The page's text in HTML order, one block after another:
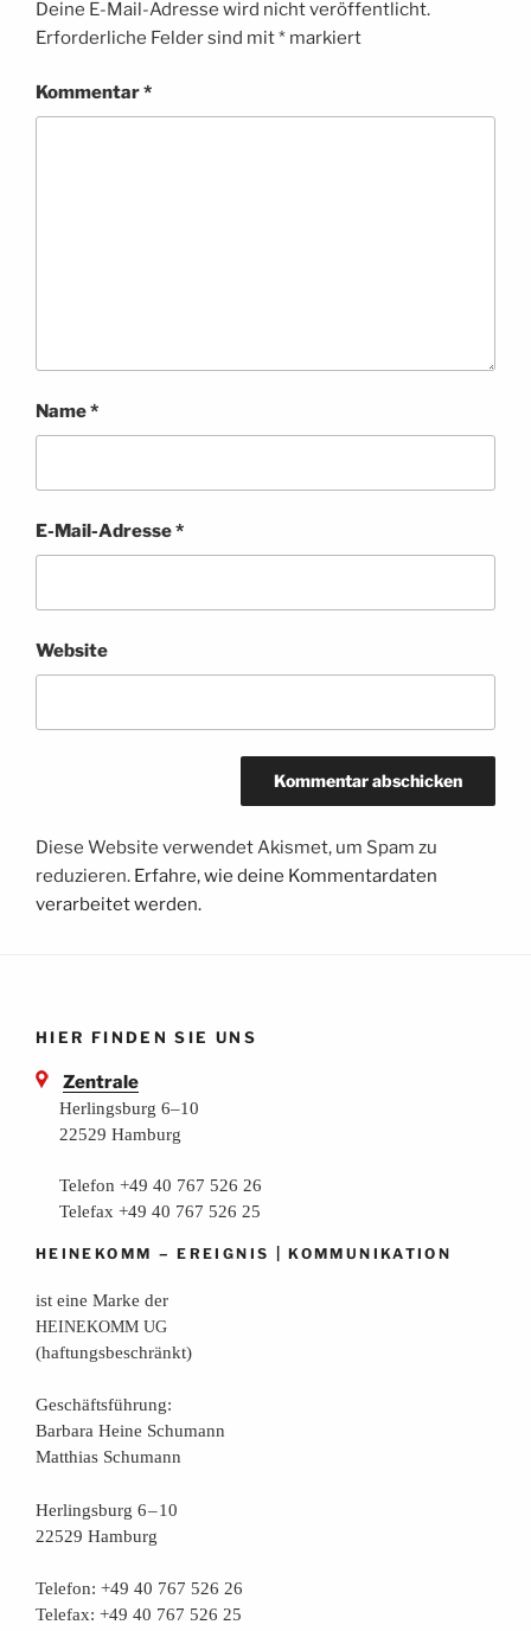
Deine E-Mail-Adresse wird nicht veröffentlicht.
Erforderliche Felder sind mit* markiert
Kommentar*
Name*
E-Mail-Adresse*
Website
Diese Website verwendet Akismet, um Spam zu
reduzieren. Erfahre, wie deine Kommentardaten
verarbeitet werden.
HIER FINDEN SIE UNS
Zentrale
Herlingsburg 6–10
22529 Hamburg
Telefon +49 40 767 526 26
Telefax +49 40 767 526 25
HEINEKOMM –EREIGNIS |KOMMUNIKATION
ist eine Mar­ke der
HEINEKOMM UG
(haf­tungs­be­schränkt)
Geschäfts­füh­rung:
Bar­ba­ra Hei­ne Schumann
Mat­thi­as Schumann
Her­lings­burg 6 – 10
22529 Hamburg
Tele­fon: +49 40 767 526 26
Tele­fax: +49 40 767 526 25